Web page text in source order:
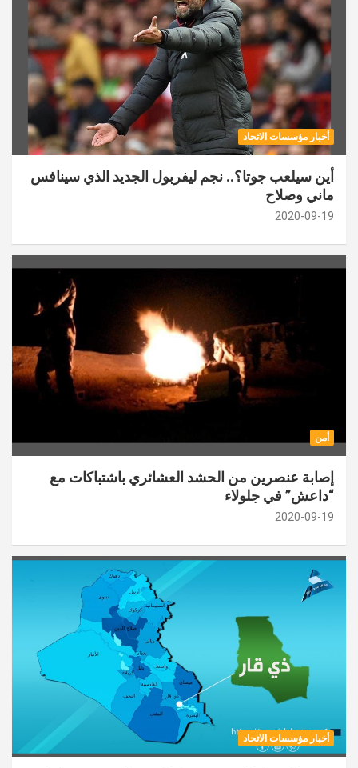
أخبار مؤسسات الاتحاد
أين سيلعب جوتا؟.. نجم ليفربول الجديد الذي سينافس
ماني وصلاح
2020-09-19
أمن
إصابة عنصرين من الحشد العشائري باشتباكات مع
“داعش” في جلولاء
2020-09-19
أخبار مؤسسات الاتحاد